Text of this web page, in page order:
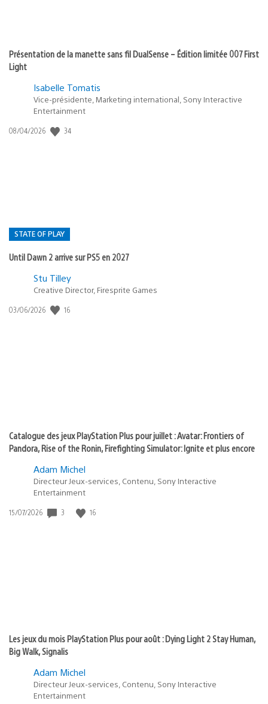
Présentation de la manette sans fil DualSense – Édition limitée 007 First
Light
Isabelle Tomatis
Vice-présidente, Marketing international, Sony Interactive
Entertainment
Date
08/04/2026 34
STATE OF PLAY
Until Dawn 2 arrive sur PS5 en 2027
Postée
:
Stu Tilley
Creative Director, Firesprite Games
Date
03/06/2026 16
Catalogue des jeux PlayStation Plus pour juillet : Avatar: Frontiers of
Pandora, Rise of the Ronin, Firefighting Simulator: Ignite et plus encore
Adam Michel
Directeur Jeux-services, Contenu, Sony Interactive
Entertainment
Date
15/07/2026 3 16
Les jeux du mois PlayStation Plus pour août : Dying Light 2 Stay Human,
Big Walk, Signalis
Adam Michel
Directeur Jeux-services, Contenu, Sony Interactive
Entertainment